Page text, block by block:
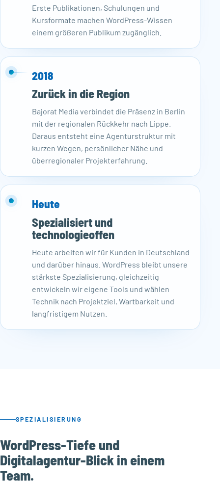
Erste Publikationen, Schulungen und
Kursformate machen WordPress-Wissen
einem größeren Publikum zugänglich.
2018
Zurück in die Region
Bajorat Media verbindet die Präsenz in Berlin
mit der regionalen Rückkehr nach Lippe.
Daraus entsteht eine Agenturstruktur mit
kurzen Wegen, persönlicher Nähe und
überregionaler Projekterfahrung.
Heute
Spezialisiert und
technologieoffen
Heute arbeiten wir für Kunden in Deutschland
und darüber hinaus. WordPress bleibt unsere
stärkste Spezialisierung, gleichzeitig
entwickeln wir eigene Tools und wählen
Technik nach Projektziel, Wartbarkeit und
langfristigem Nutzen.
SPEZIALISIERUNG
WordPress-Tiefe und
Digitalagentur-Blick in einem
Team.